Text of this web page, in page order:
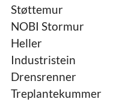
Støttemur
NOBI Stormur
Heller
Industristein
Drensrenner
Treplantekummer